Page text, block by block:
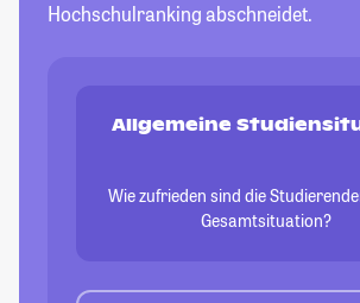
Hochschulranking abschneidet.
Allgemeine
Wie zufrieden sind die
Gesamtsituation?